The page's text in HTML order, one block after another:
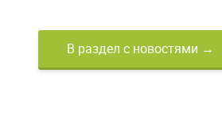
В раздел с новостями →